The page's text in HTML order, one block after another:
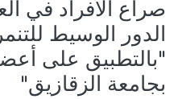
صراع الأفراد في
الدور الوسيط
"بالتطبيق على
بجامعة الزقازيق"